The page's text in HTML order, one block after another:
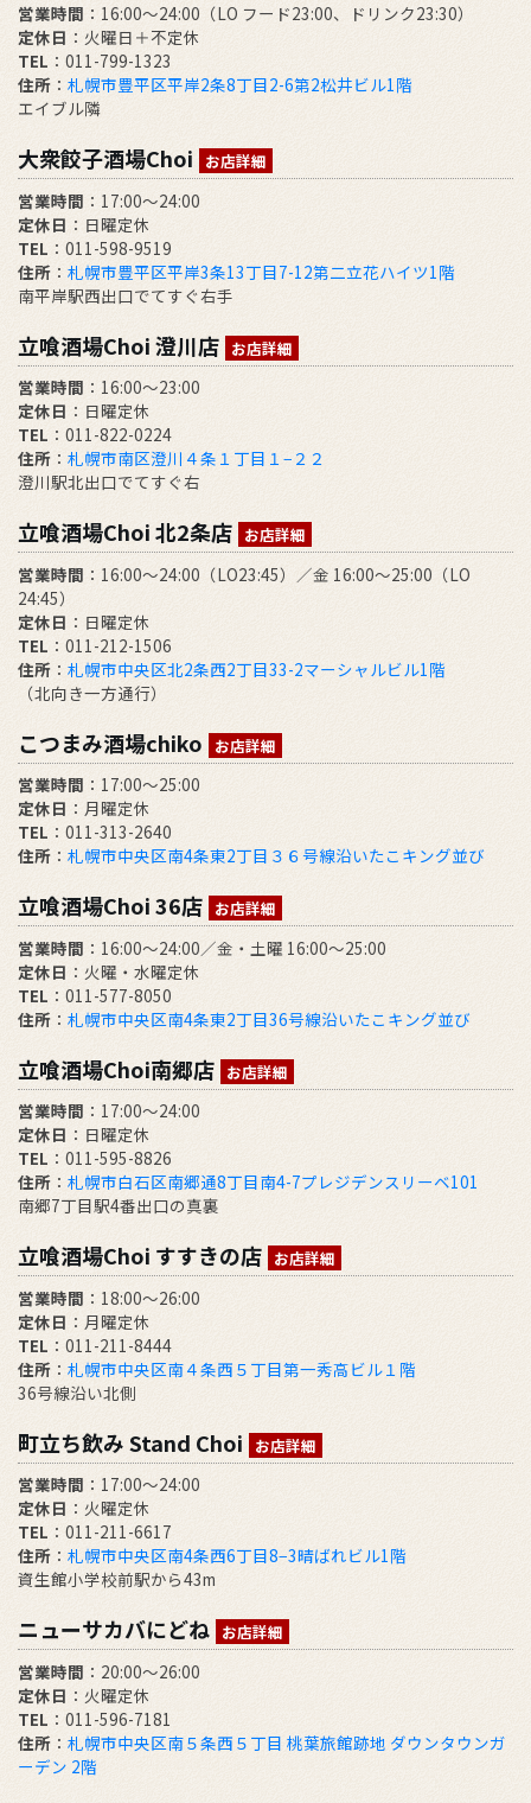
営業時間 ：16:00～24:00（LO フード23:00、ドリンク23:30）
定休日 ：火曜日＋不定休
TEL ：011-799-1323
住所 ： 札幌市豊平区平岸2条8丁目2-6第2松井ビル1階
エイブル隣
大衆餃子酒場Choi お店詳細
営業時間 ：17:00～24:00
定休日 ：日曜定休
TEL ：011-598-9519
住所 ： 札幌市豊平区平岸3条13丁目7-12第二立花ハイツ1階
南平岸駅西出口でてすぐ右手
立喰酒場Choi 澄川店 お店詳細
営業時間 ：16:00～23:00
定休日 ：日曜定休
TEL ：011-822-0224
住所 ： 札幌市南区澄川４条１丁目１−２２
澄川駅北出口でてすぐ右
立喰酒場Choi 北2条店 お店詳細
営業時間 ：16:00～24:00（LO23:45）／金 16:00～25:00（LO
24:45）
定休日 ：日曜定休
TEL ：011-212-1506
住所 ： 札幌市中央区北2条西2丁目33-2マーシャルビル1階
（北向き一方通行）
こつまみ酒場chiko お店詳細
営業時間 ：17:00～25:00
定休日 ：月曜定休
TEL ：011-313-2640
住所 ： 札幌市中央区南4条東2丁目３６号線沿いたこキング並び
立喰酒場Choi 36店 お店詳細
営業時間 ：16:00～24:00／金・土曜 16:00～25:00
定休日 ：火曜・水曜定休
TEL ：011-577-8050
住所 ： 札幌市中央区南4条東2丁目36号線沿いたこキング並び
立喰酒場Choi南郷店 お店詳細
営業時間 ：17:00～24:00
定休日 ：日曜定休
TEL ：011-595-8826
住所 ： 札幌市白石区南郷通8丁目南4-7プレジデンスリーベ101
南郷7丁目駅4番出口の真裏
立喰酒場Choi すすきの店 お店詳細
営業時間 ：18:00～26:00
定休日 ：月曜定休
TEL ：011-211-8444
住所 ： 札幌市中央区南４条西５丁目第一秀高ビル１階
36号線沿い北側
町立ち飲み Stand Choi お店詳細
営業時間 ：17:00〜24:00
定休日 ：火曜定休
TEL ：011-211-6617
住所 ： 札幌市中央区南4条西6丁目8−3晴ばれビル1階
資生館小学校前駅から43m
ニューサカバにどね お店詳細
営業時間 ：20:00～26:00
定休日 ：火曜定休
TEL ：011-596-7181
住所 ： 札幌市中央区南５条西５丁目 桃葉旅館跡地 ダウンタウンガ
ーデン 2階